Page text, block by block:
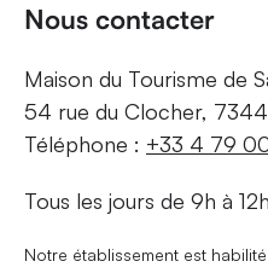
Nous contacter
Maison du Tourisme de
54 rue du Clocher,
Téléphone : +33 4 79
Tous les jours de 9h à
Notre établissement est